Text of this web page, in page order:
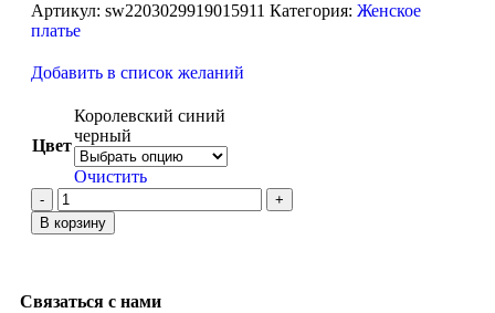
Артикул: sw2203029919015911 Категория: Женское
платье
Добавить в список желаний
Цвет
Королевский синий
черный
Очистить
В корзину
Связаться с нами